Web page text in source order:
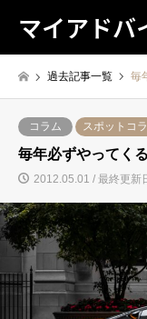
マイアドバ
過去記事一覧 毎
コラム スポットコ
毎年必ずやってく
2012.05.01 / 最終更新